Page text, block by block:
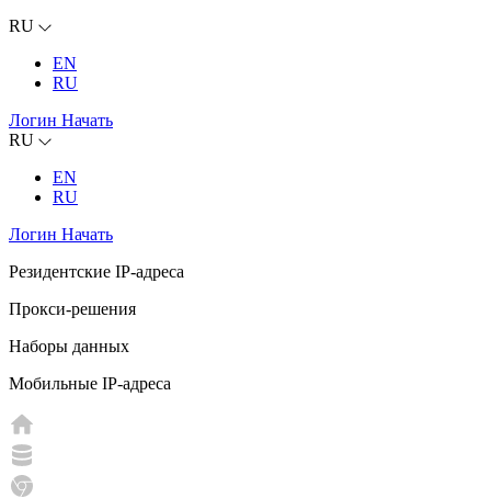
RU
EN
RU
Логин Начать
RU
EN
RU
Логин Начать
Резидентские IP-адреса
Прокси-решения
Наборы данных
Мобильные IP-адреса